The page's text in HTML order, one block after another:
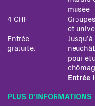
musée
4 CHF
et
Entrée
gratuite:
pour
Entrée
PLUS D'INFORMATIONS